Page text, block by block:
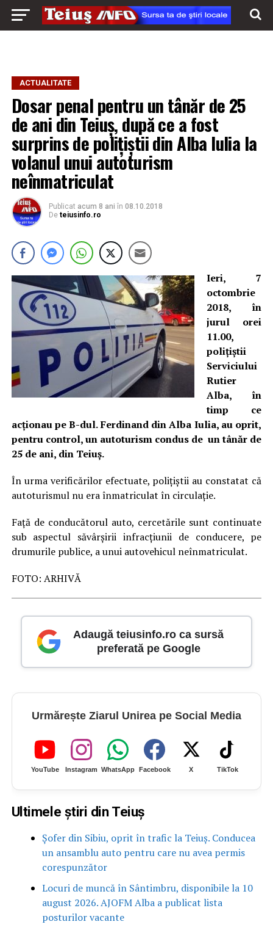
ACTUALITATE
Dosar penal pentru un tânăr de 25
de ani din Teiuș, după ce a fost
surprins de polițiștii din Alba Iulia la
volanul unui autoturism
neînmatriculat
Publicat acum 8 ani în 08.10.2018
De teiusinfo.ro
Ieri, 7
octombrie
2018, în
jurul orei
11.00,
poliţiştii
Serviciului
Rutier
Alba, în
timp ce
acţionau pe B-dul. Ferdinand din Alba Iulia, au oprit,
pentru control, un autoturism condus de un tânăr de
25 de ani, din Teiuş.
În urma verificărilor efectuate, poliţiştii au constatat că
autoturismul nu era înmatriculat în circulație.
Faţă de conducătorul auto, cercetările sunt continuate
sub aspectul săvârşirii infracțiunii de conducere, pe
drumurile publice, a unui autovehicul neînmatriculat.
FOTO: ARHIVĂ
Adaugă teiusinfo.ro ca sursă
preferată pe Google
Urmărește Ziarul Unirea pe Social Media
YouTube Instagram WhatsApp Facebook X TikTok
Ultimele știri din Teiuș
Șofer din Sibiu, oprit în trafic la Teiuș. Conducea
un ansamblu auto pentru care nu avea permis
corespunzător
Locuri de muncă în Sântimbru, disponibile la 10
august 2026. AJOFM Alba a publicat lista
posturilor vacante